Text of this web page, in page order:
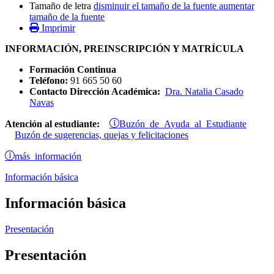
Tamaño de letra disminuir el tamaño de la fuente aumentar
tamaño de la fuente
Imprimir
INFORMACIÓN, PREINSCRIPCIÓN Y MATRÍCULA
Formación Continua
Teléfono: 91 665 50 60
Contacto Dirección Académica: Dra. Natalia Casado
Navas
Atención al estudiante: Buzón de Ayuda al Estudiante
Buzón de sugerencias, quejas y felicitaciones
más información
Información básica
Información básica
Presentación
Presentación